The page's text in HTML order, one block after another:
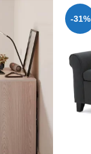
-31%